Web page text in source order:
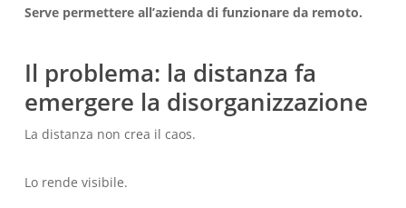
Serve permettere all’azienda di funzionare da remoto.
Il problema: la distanza fa
emergere la disorganizzazione
La distanza non crea il caos.
Lo rende visibile.